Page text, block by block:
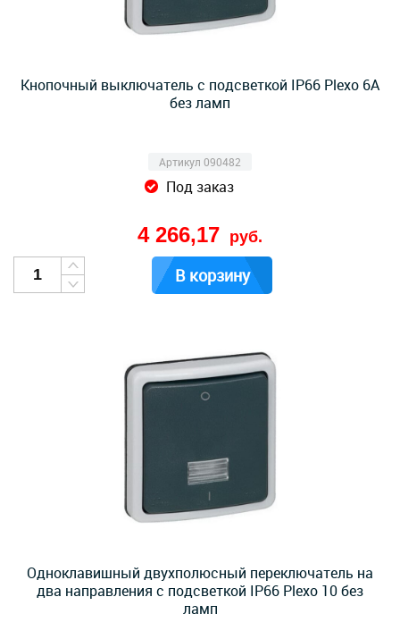
Кнопочный выключатель с подсветкой IP66 Plexo 6А
без ламп
Артикул 090482
Под заказ
4 266,17 руб.
В корзину
Одноклавишный двухполюсный переключатель на
два направления с подсветкой IP66 Plexo 10 без
ламп